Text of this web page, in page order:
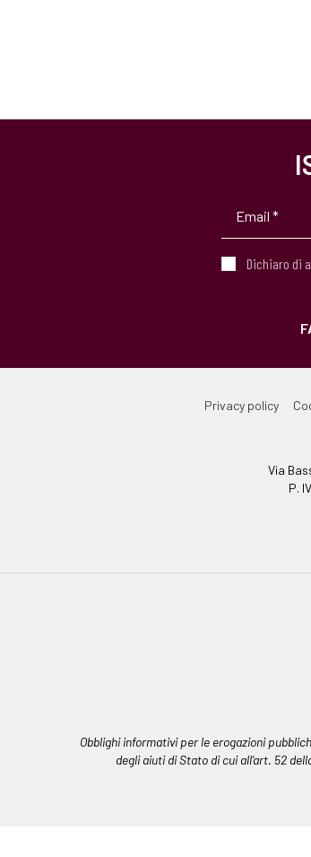
Dichiaro di
Privacy policy
Via
P.
Obblighi informativi per le erogazioni
degli aiuti di Stato di cui all’art. 52